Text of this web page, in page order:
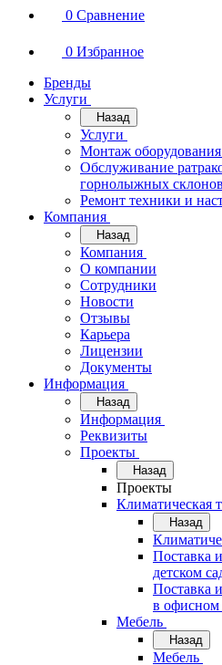
0 Сравнение
0 Избранное
Бренды
Услуги
Назад
Услуги
Монтаж
Обслуживание
горнолыжных склонов
Ремонт техники и
Компания
Назад
Компания
О компании
Сотрудники
Новости
Отзывы
Карьера
Лицензии
Документы
Информация
Назад
Информация
Реквизиты
Проекты
Назад
Проекты
Климатическая
Назад
Поставка
детском
Поставка
в
Мебель
Назад
Мебель